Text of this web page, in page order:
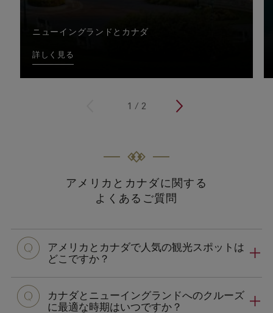
ニューイングランドとカナダ
詳しく見る
1 / 2 >
アメリカとカナダに関する
よくあるご質問
アメリカとカナダで人気の観光スポットは
どこですか？
カナダとニューイングランドへのクルーズ
に最適な時期はいつですか？